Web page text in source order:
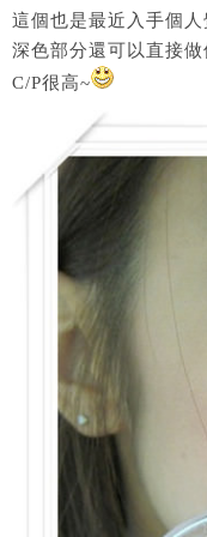
這個也是最近入手個
深色部分還可以直接做
C/P很高~